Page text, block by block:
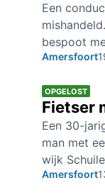
Een
bespoot
Amersfoort
OPGELOST
Fietser
Een 30-
man met
wijk
Amersfoort